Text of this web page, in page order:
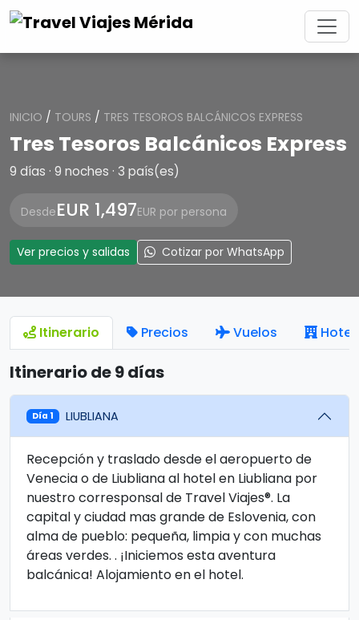
INICIO / TOURS / TRES TESOROS BALCÁNICOS EXPRESS
Tres Tesoros Balcánicos Express
9 días · 9 noches · 3 país(es)
DesdeEUR 1,497EUR por persona
Ver precios y salidas Cotizar por WhatsApp
Itinerario Precios Vuelos
Itinerario de 9 días
Día 1 LIUBLIANA
Recepción y traslado desde el aeropuerto de
Venecia o de Liubliana al hotel en Liubliana por
nuestro corresponsal de Travel Viajes®. La
capital y ciudad mas grande de Eslovenia, con
alma de pueblo: pequeña, limpia y con muchas
áreas verdes. . ¡Iniciemos esta aventura
balcánica! Alojamiento en el hotel.